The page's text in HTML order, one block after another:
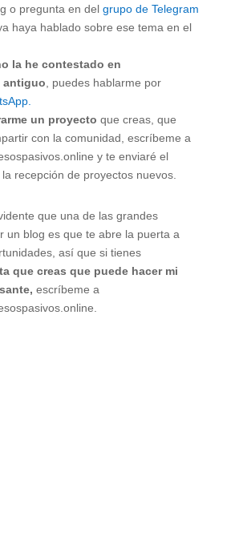
o pregunta en del grupo de Telegram
haya hablado sobre ese tema en el
la he contestado en
antiguo , puedes hablarme por
un proyecto que creas, que
con la comunidad, escríbeme a
y te enviaré el
recepción de proyectos nuevos.
que una de las grandes
un blog es que te abre la puerta a
así que si tienes
que creas que puede hacer mi
escríbeme a